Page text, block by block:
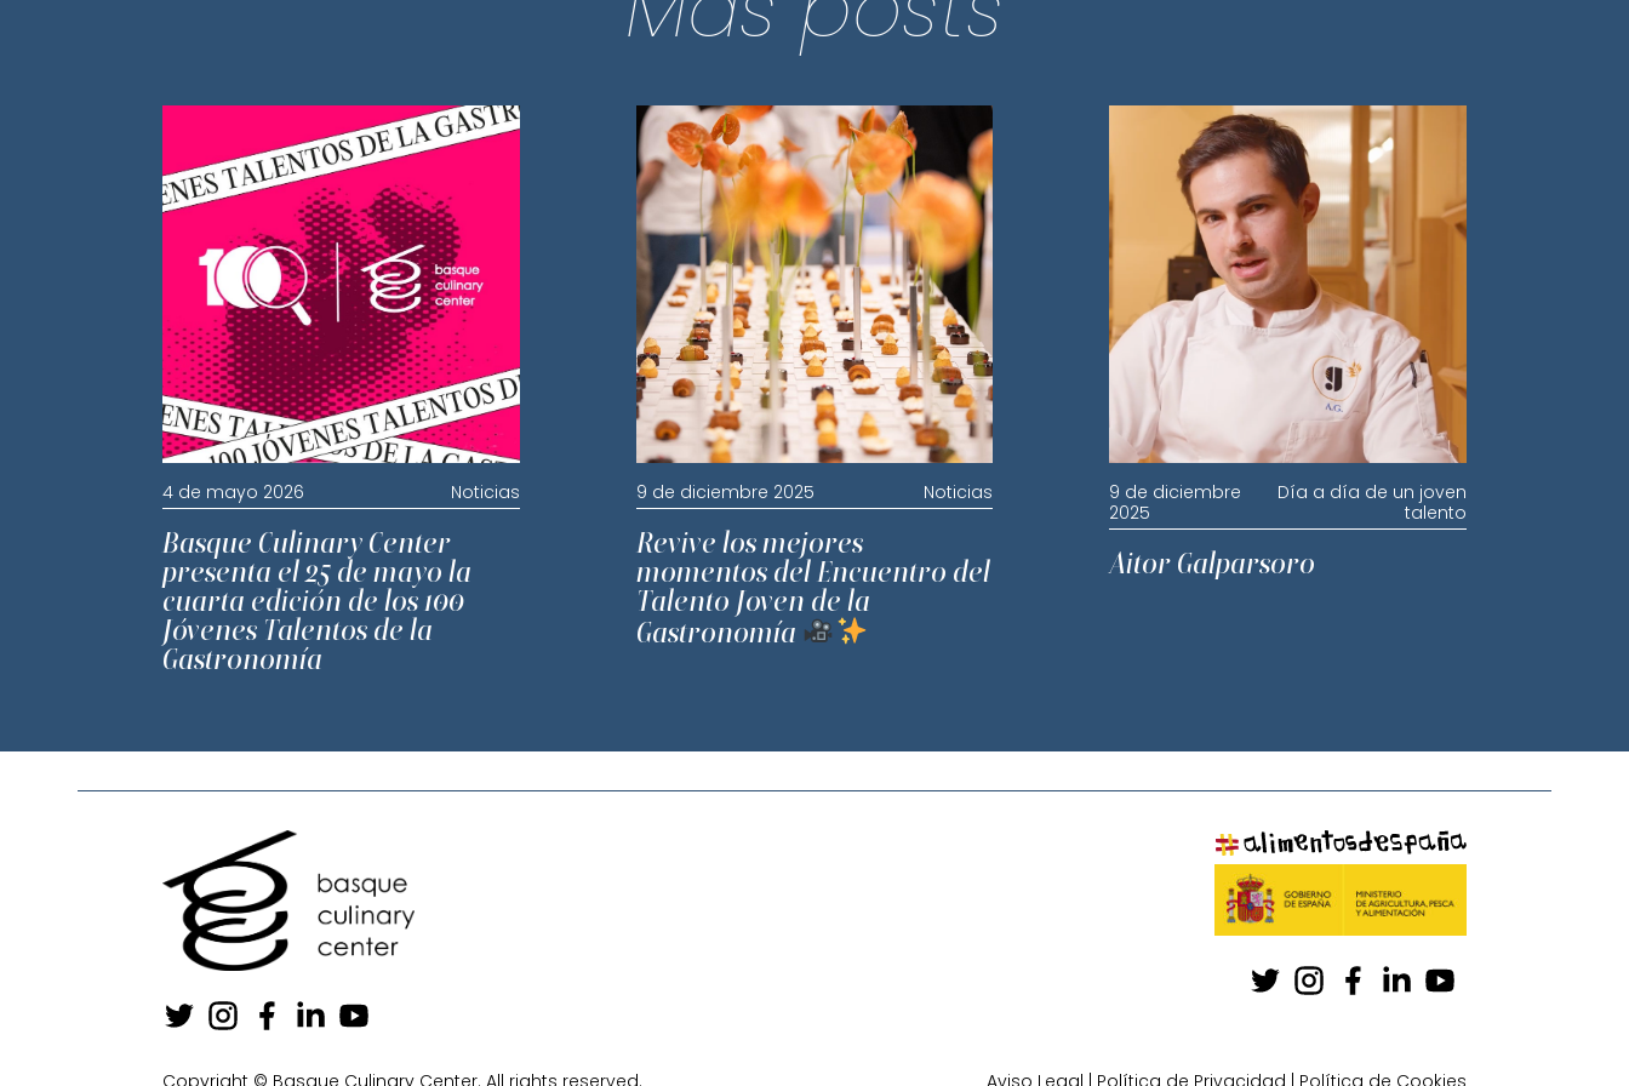
4 de mayo 2026 Noticias
Basque Culinary Center
presenta el 25 de mayo la
cuarta edición de los 100
Jóvenes Talentos de la
Gastronomía
9 de diciembre 2025 Noticias
Revive los mejores
momentos del Encuentro del
Talento Joven de la
Gastronomía
9 de diciembre
2025
Día a día de un joven
talento
Aitor Galparsoro